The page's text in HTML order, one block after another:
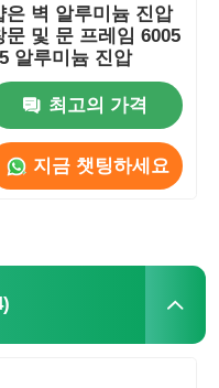
은 벽 알루미늄 진압
문 및 문 프레임 6005
알루미늄 진압
최고의 가격
지금 챗팅하세요